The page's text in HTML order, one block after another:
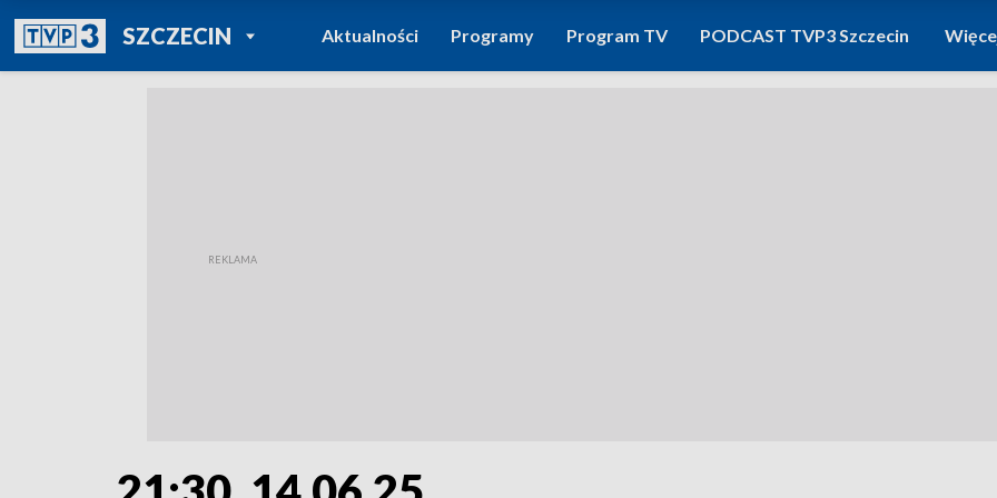
SZCZECINPOWRÓT DO
TVP REGIONY
Aktualności Programy Program TV PODCAST TVP3 Szczecin